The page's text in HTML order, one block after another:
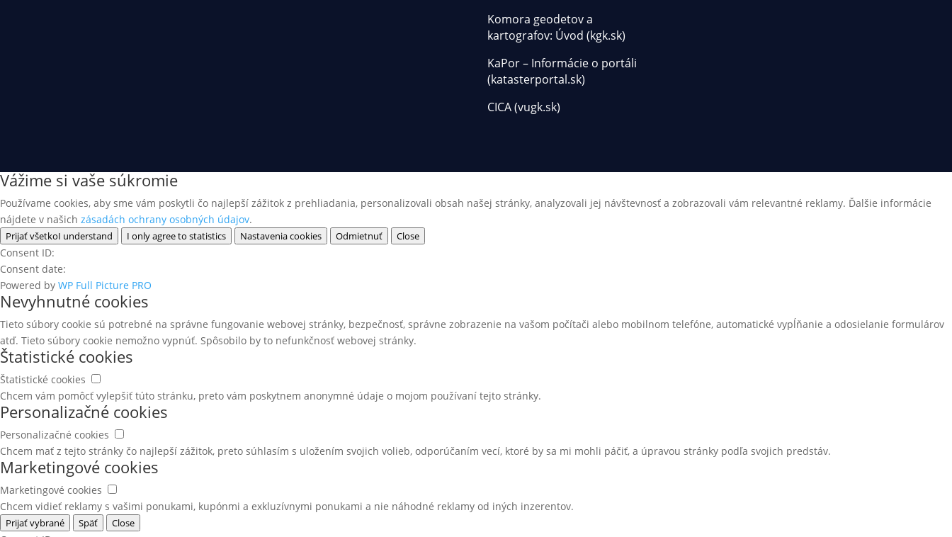
Komora geodetov a
kartografov: Úvod (kgk.sk)
KaPor – Informácie o portáli
(katasterportal.sk)
CICA (vugk.sk)
Vážime si vaše súkromie
Používame cookies, aby sme vám poskytli čo najlepší zážitok z prehliadania, personalizovali obsah našej stránky, analyzovali jej návštevnosť a zobrazovali vám relevantné reklamy. Ďalšie informácie
nájdete v našich zásadách ochrany osobných údajov.
Prijať všetkoI understand I only agree to statistics Nastavenia cookies Odmietnuť Close
Consent ID:
Consent date:
Powered by WP Full Picture PRO
Nevyhnutné cookies
Tieto súbory cookie sú potrebné na správne fungovanie webovej stránky, bezpečnosť, správne zobrazenie na vašom počítači alebo mobilnom telefóne, automatické vypĺňanie a odosielanie formulárov
atď. Tieto súbory cookie nemožno vypnúť. Spôsobilo by to nefunkčnosť webovej stránky.
Štatistické cookies
Štatistické cookies
Chcem vám pomôcť vylepšiť túto stránku, preto vám poskytnem anonymné údaje o mojom používaní tejto stránky.
Personalizačné cookies
Personalizačné cookies
Chcem mať z tejto stránky čo najlepší zážitok, preto súhlasím s uložením svojich volieb, odporúčaním vecí, ktoré by sa mi mohli páčiť, a úpravou stránky podľa svojich predstáv.
Marketingové cookies
Marketingové cookies
Chcem vidieť reklamy s vašimi ponukami, kupónmi a exkluzívnymi ponukami a nie náhodné reklamy od iných inzerentov.
Prijať vybrané Späť Close